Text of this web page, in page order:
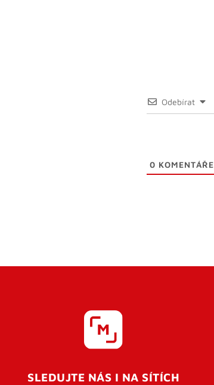
Odebírat
0 KOMENTÁŘE
SLEDUJTE NÁS I NA SÍTÍCH